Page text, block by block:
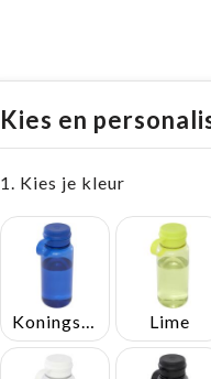
Kies en
1. Kies je kleur
Lime